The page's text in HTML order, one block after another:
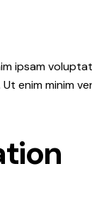
ipsam
enim minim